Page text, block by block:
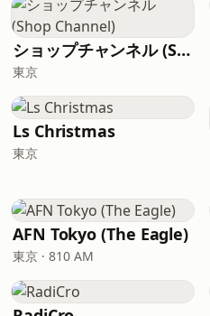
ショップチャンネル (Shop Channel)
東京
Ls Christmas
東京
AFN Tokyo (The Eagle)
東京 · 810 AM